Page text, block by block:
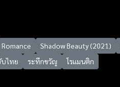
Romance Shadow Beauty (2021)
บไทย ระทึกขวัญ โรแมนติก